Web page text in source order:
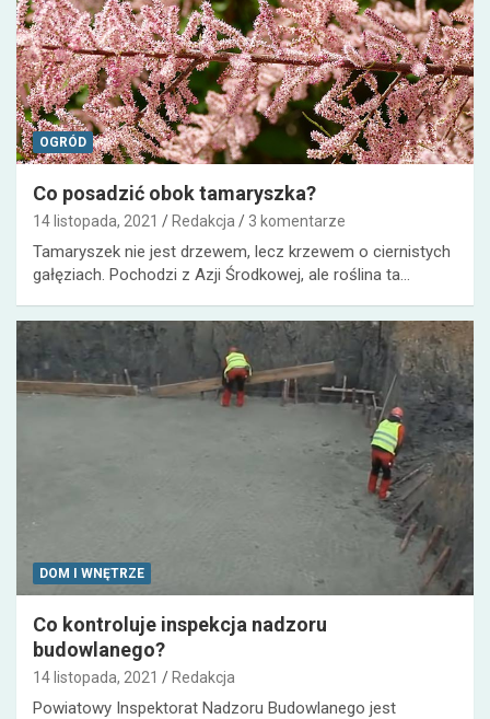
OGRÓD
Co posadzić obok tamaryszka?
14 listopada, 2021 Redakcja 3 komentarze
Tamaryszek nie jest drzewem, lecz krzewem o ciernistych
gałęziach. Pochodzi z Azji Środkowej, ale roślina ta…
DOM I WNĘTRZE
Co kontroluje inspekcja nadzoru
budowlanego?
14 listopada, 2021 Redakcja
Powiatowy Inspektorat Nadzoru Budowlanego jest